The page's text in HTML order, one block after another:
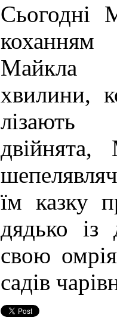
Сьогодні
Майкла
хвилини,
лізають
їм казку
дядько із
свою
садів